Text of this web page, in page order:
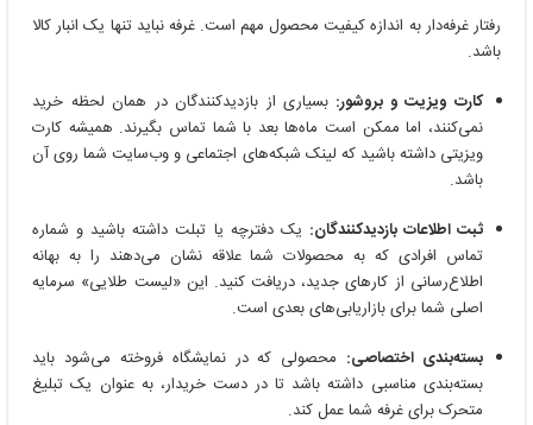
رفتار غرفه‌دار به اندازه کیفیت محصول مهم است. غرفه نباید تنها یک انبار کالا
باشد.
کارت ویزیت و بروشور: بسیاری از بازدیدکنندگان در همان لحظه خرید
نمی‌کنند، اما ممکن است ماه‌ها بعد با شما تماس بگیرند. همیشه کارت
ویزیتی داشته باشید که لینک شبکه‌های اجتماعی و وب‌سایت شما روی آن
باشد.
ثبت اطلاعات بازدیدکنندگان: یک دفترچه یا تبلت داشته باشید و شماره
تماس افرادی که به محصولات شما علاقه نشان می‌دهند را به بهانه
اطلاع‌رسانی از کارهای جدید، دریافت کنید. این «لیست طلایی» سرمایه
اصلی شما برای بازاریابی‌های بعدی است.
بسته‌بندی اختصاصی: محصولی که در نمایشگاه فروخته می‌شود باید
بسته‌بندی مناسبی داشته باشد تا در دست خریدار، به عنوان یک تبلیغ
متحرک برای غرفه شما عمل کند.